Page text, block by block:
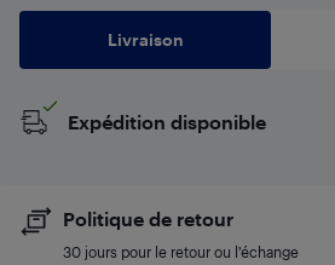
Livraison
Expédition disponible
Politique de retour
30 jours pour le retour ou l’échange